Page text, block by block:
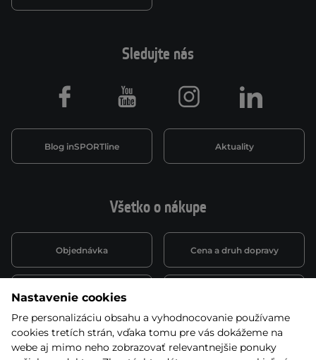
Všetko o nákupe
Objednávka Cena a druh dopravy
Spôsob platby
Montáž a servis Reklamácie a záruka
Sledujte nás
Blog inSPORTline Aktuality
Facebook Youtube Instagram LinkedIn
Nastavenie cookies
Pre personalizáciu obsahu a vyhodnocovanie používame
cookies tretích strán, vďaka tomu pre vás dokážeme na
webe aj mimo neho zobrazovať relevantnejšie ponuky